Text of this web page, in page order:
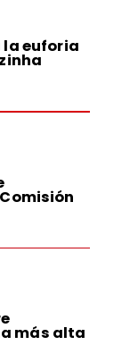
la euforia
más alta